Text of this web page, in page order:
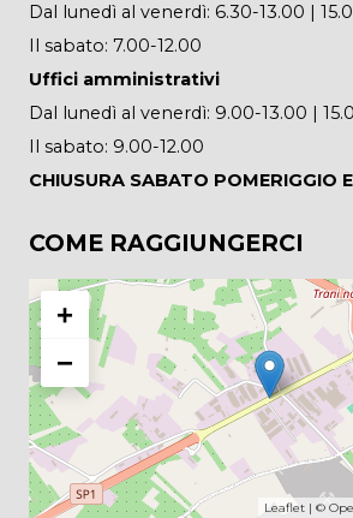
Dal lunedì al venerdì: 6.30-13.00 |
Il sabato: 7.00-12.00
Uffici amministrativi
Dal lunedì al venerdì: 9.00-13.00 |
Il sabato: 9.00-12.00
CHIUSURA SABATO POMERIGGIO
COME RAGGIUNGERCI
+
−
Leaflet | ©